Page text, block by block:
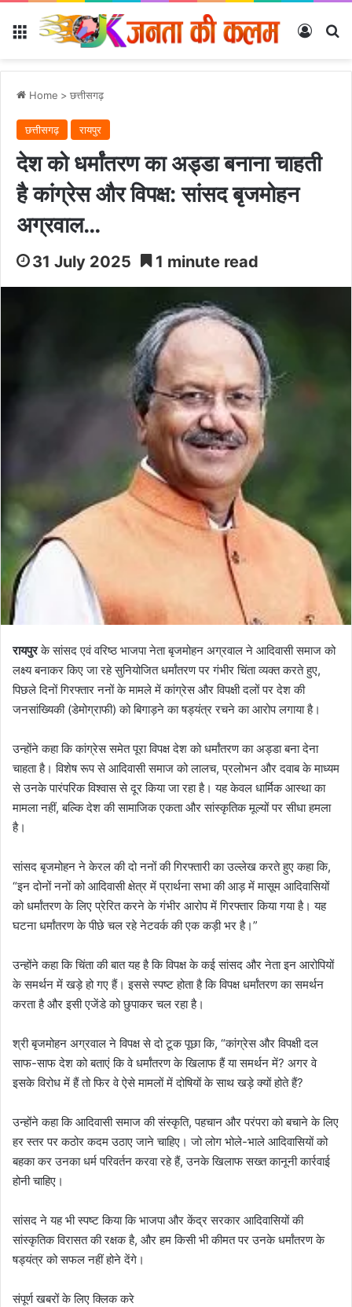
Menu Log In
Home > छत्तीसगढ़
छत्तीसगढ़ रायपुर
देश को धर्मांतरण का अड्डा बनाना चाहती
है कांग्रेस और विपक्ष: सांसद बृजमोहन
अग्रवाल…
31 July 2025 1 minute read
रायपुरके सांसद एवं वरिष्ठ भाजपा नेता बृजमोहन अग्रवाल ने आदिवासी समाज को
लक्ष्य बनाकर किए जा रहे सुनियोजित धर्मांतरण पर गंभीर चिंता व्यक्त करते हुए,
पिछले दिनों गिरफ्तार ननों के मामले में कांग्रेस और विपक्षी दलों पर देश की
जनसांख्यिकी (डेमोग्राफी) को बिगाड़ने का षड्यंत्र रचने का आरोप लगाया है।
उन्होंने कहा कि कांग्रेस समेत पूरा विपक्ष देश को धर्मांतरण का अड्डा बना देना
चाहता है। विशेष रूप से आदिवासी समाज को लालच, प्रलोभन और दवाब के माध्यम
से उनके पारंपरिक विश्वास से दूर किया जा रहा है। यह केवल धार्मिक आस्था का
मामला नहीं, बल्कि देश की सामाजिक एकता और सांस्कृतिक मूल्यों पर सीधा हमला
है।
सांसद बृजमोहन ने केरल की दो ननों की गिरफ्तारी का उल्लेख करते हुए कहा कि,
“इन दोनों ननों को आदिवासी क्षेत्र में प्रार्थना सभा की आड़ में मासूम आदिवासियों
को धर्मांतरण के लिए प्रेरित करने के गंभीर आरोप में गिरफ्तार किया गया है। यह
घटना धर्मांतरण के पीछे चल रहे नेटवर्क की एक कड़ी भर है।”
उन्होंने कहा कि चिंता की बात यह है कि विपक्ष के कई सांसद और नेता इन आरोपियों
के समर्थन में खड़े हो गए हैं। इससे स्पष्ट होता है कि विपक्ष धर्मांतरण का समर्थन
करता है और इसी एजेंडे को छुपाकर चल रहा है।
श्री बृजमोहन अग्रवाल ने विपक्ष से दो टूक पूछा कि, “कांग्रेस और विपक्षी दल
साफ-साफ देश को बताएं कि वे धर्मांतरण के खिलाफ हैं या समर्थन में? अगर वे
इसके विरोध में हैं तो फिर वे ऐसे मामलों में दोषियों के साथ खड़े क्यों होते हैं?
उन्होंने कहा कि आदिवासी समाज की संस्कृति, पहचान और परंपरा को बचाने के लिए
हर स्तर पर कठोर कदम उठाए जाने चाहिए। जो लोग भोले-भाले आदिवासियों को
बहका कर उनका धर्म परिवर्तन करवा रहे हैं, उनके खिलाफ सख्त कानूनी कार्रवाई
होनी चाहिए।
सांसद ने यह भी स्पष्ट किया कि भाजपा और केंद्र सरकार आदिवासियों की
सांस्कृतिक विरासत की रक्षक है, और हम किसी भी कीमत पर उनके धर्मांतरण के
षड्यंत्र को सफल नहीं होने देंगे।
संपूर्ण खबरों के लिए क्लिक करे